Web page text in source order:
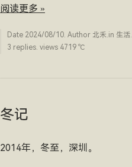
阅读更多 »
Date 2024/08/10. Author 北禾.in 生活.
3 replies. views 4719 ­℃
冬记
2014年，冬至，深圳。